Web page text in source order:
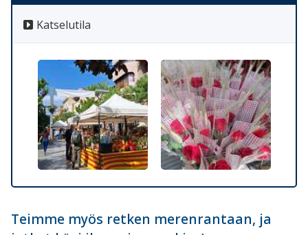
Katselutila
Teimme myös retken merenrantaan, ja